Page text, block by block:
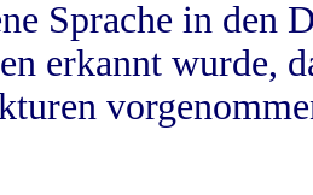
Sprache in
erkannt wurde,